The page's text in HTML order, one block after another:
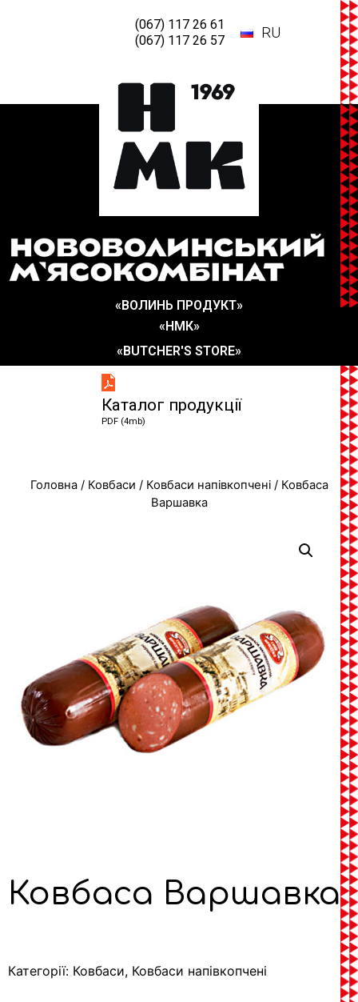
(067) 117 26 61
(067) 117 26 57
RU
«ВОЛИНЬ ПРОДУКТ»
«НМК»
«BUTCHER'S STORE»
Каталог продукції
PDF (4mb)
Головна/ Ковбаси / Ковбаси напівкопчені/ Ковбаса
Варшавка
Ковбаса Варшавка
Категорії: Ковбаси, Ковбаси напівкопчені